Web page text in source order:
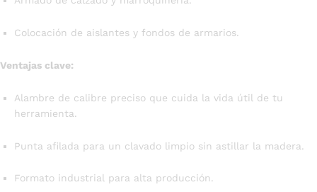
Colocación de aislantes y fondos de armarios.
Ventajas clave:
Alambre de calibre preciso que cuida la vida útil de tu
herramienta.
Punta afilada para un clavado limpio sin astillar la madera.
Formato industrial para alta producción.